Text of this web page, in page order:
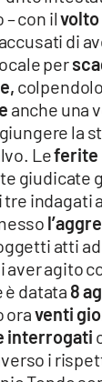
– con ilvolto
di
per
anche una
la
Leferite
giudicate
tre indagati
atti
aver agito
è datata 8
oraventi
interrogati
i